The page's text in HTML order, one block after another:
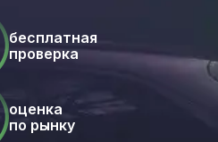
бесплатная
проверка
оценка
по рынку